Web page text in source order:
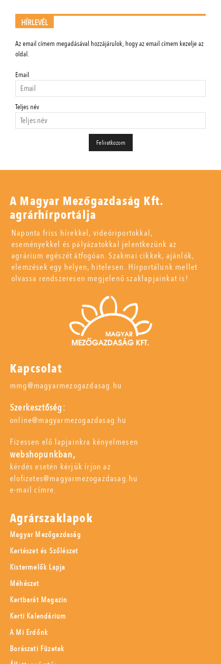
HÍRLEVÉL
Az email címem megadásával hozzájárulok, hogy az email címem kezelje az
oldal.
Email
Teljes név
A Magyar Mezőgazdaság Kft.
agrárhírportálja
Naponta friss hírekkel, videóriportokkal,
eseményekkel és pályázatokkal jelentkezünk az
agrárium egészét átfogóan. Szakmai cikkek, ajánlók,
elemzések egy helyen, hitelesen. Hírportálunk mellet
olvassa rendszeresen megjelenő szaklapjainkat is!
Kapcsolat
mmg@magyarmezogazdasag.hu
Szerkesztőség:
online@magyarmezogazdasag.hu
Fizessen elő lapjainkra kényelmesen
webshopunkban,
kérdés esetén kérjük írjon az
elofizetes@magyarmezogazdasag.hu
e-mail címre.
Agrárszaklapok
Magyar Mezőgazdaság
Kertészet és Szőlészet
Kistermelők Lapja
Méhészet
Kertbarát Magazin
Kerti Kalendárium
A Mi Erdőnk
Borászati Füzetek